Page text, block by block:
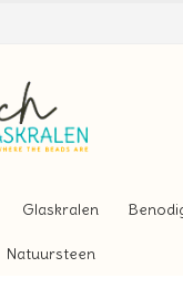
Glaskralen
Natuursteen